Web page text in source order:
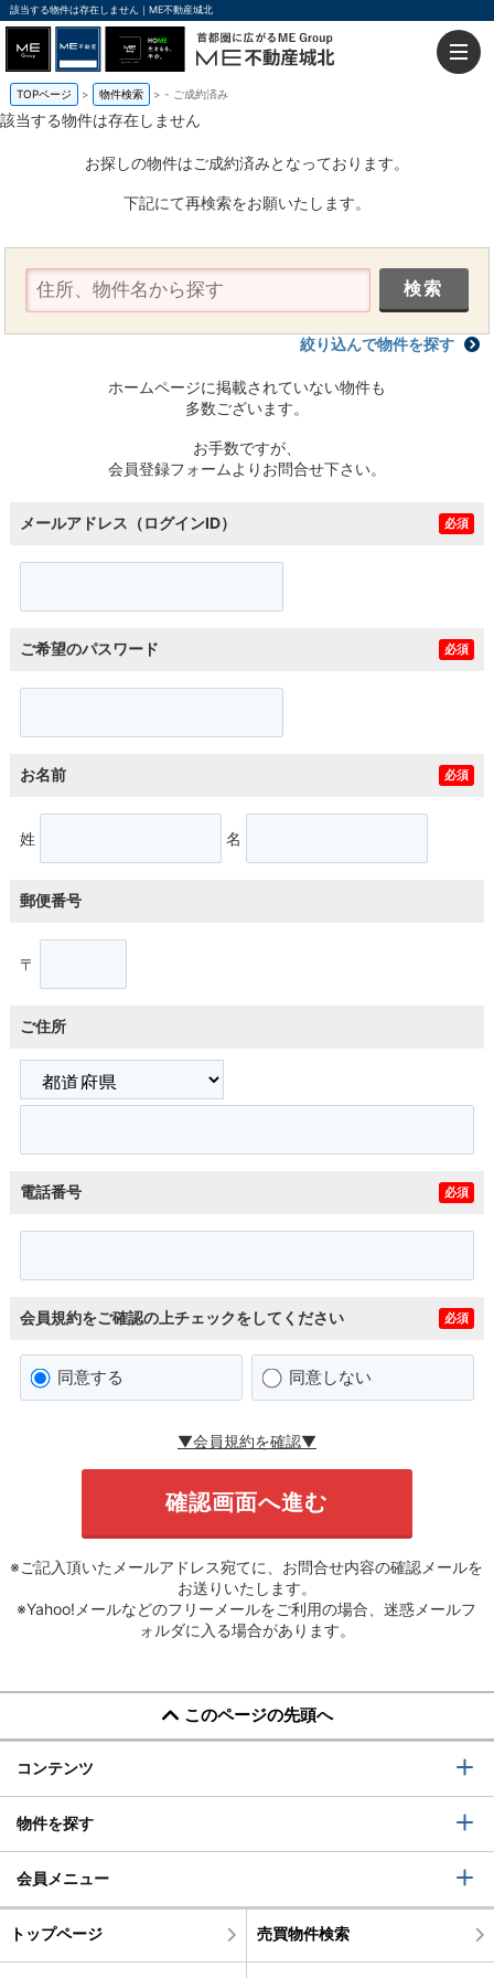
該当する物件は存在しません｜ME不動産城北
TOPページ 物件検索 - ご成約済み
該当する物件は存在しません
お探しの物件はご成約済みとなっております。
下記にて再検索をお願いたします。
絞り込んで物件を探す
ホームページに掲載されていない物件も
多数ございます。
お手数ですが、
会員登録フォームよりお問合せ下さい。
メールアドレス（ログインID） 必須
ご希望のパスワード 必須
お名前 必須
姓 名
郵便番号
〒
ご住所
電話番号 必須
会員規約をご確認の上チェックをしてください 必須
同意する 同意しない
▼会員規約を確認▼
※ご記入頂いたメールアドレス宛てに、お問合せ内容の確認メールを
お送りいたします。
※Yahoo!メールなどのフリーメールをご利用の場合、迷惑メールフ
ォルダに入る場合があります。
このページの先頭へ
コンテンツ
物件を探す
会員メニュー
トップページ 売買物件検索